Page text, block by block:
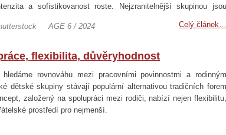
a sofistikovanost roste. Nejzranitelnější skupinou jsou
AGE 6 / 2024 Celý článek…
flexibilita, důvěryhodnost
rovnováhu mezi pracovními povinnostmi a rodinným
dětské skupiny stávají populární alternativou tradičních forem
založený na spolupráci mezi rodiči, nabízí nejen flexibilitu,
prostředí pro nejmenší.